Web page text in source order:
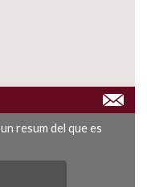
resum del que es